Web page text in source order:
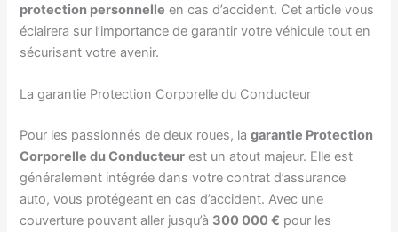
protection personnelle en cas d’accident. Cet article vous
éclairera sur l’importance de garantir votre véhicule tout en
sécurisant votre avenir.
La garantie Protection Corporelle du Conducteur
Pour les passionnés de deux roues, lagarantie Protection
Corporelle du Conducteur est un atout majeur. Elle est
généralement intégrée dans votre contrat d’assurance
auto, vous protégeant en cas d’accident. Avec une
couverture pouvant aller jusqu’à 300 000 € pour les